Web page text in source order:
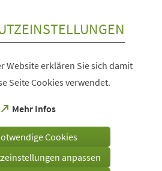
Website erklären Sie sich damit
Seite Cookies verwendet.
Mehr Infos
(Öffnet
einem
Tab)
Cookies
anpassen